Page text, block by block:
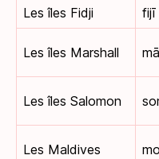
Les îles Fidji fijī
Les îles Marshall
Les îles Salomon
Les Maldives